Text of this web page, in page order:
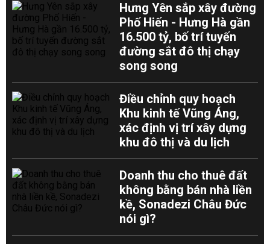
Hưng Yên sắp xây đường
Phố Hiến - Hưng Hà gần
16.500 tỷ, bố trí tuyến
đường sắt đô thị chạy
song song
Điều chỉnh quy hoạch
Khu kinh tế Vũng Áng,
xác định vị trí xây dựng
khu đô thị và du lịch
Doanh thu cho thuê đất
không bằng bán nhà liền
kề, Sonadezi Châu Đức
nói gì?